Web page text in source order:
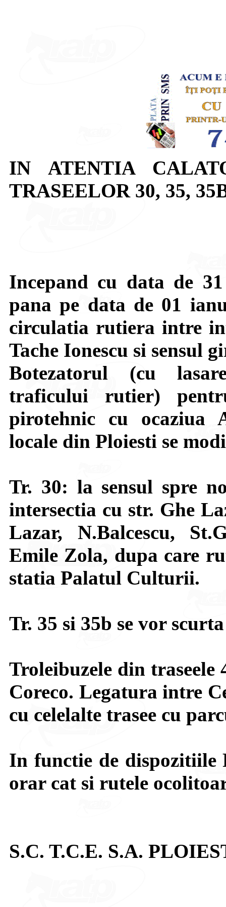
IN ATENTIA
TRASEELOR 30, 35,
Incepand cu data de
pana pe data de 01
circulatia rutiera intre
Tache Ionescu si sensul
Botezatorul (cu
traficului rutier)
pirotehnic cu ocaziua
locale din Ploiesti se
Tr. 30: la sensul spre
intersectia cu str. Ghe
Lazar, N.Balcescu,
Emile Zola, dupa care
statia Palatul Culturii.
Tr. 35 si 35b se vor
Troleibuzele din
Coreco. Legatura intre
cu celelalte trasee cu
In functie de
orar cat si rutele
S.C. T.C.E. S.A.